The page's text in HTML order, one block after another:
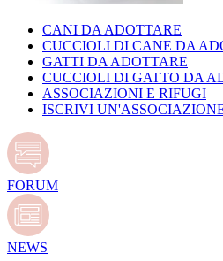
CANI DA ADOTTARE
CUCCIOLI DI CANE DA
GATTI DA ADOTTARE
CUCCIOLI DI GATTO DA
ASSOCIAZIONI E RIFUGI
ISCRIVI
FORUM
NEWS